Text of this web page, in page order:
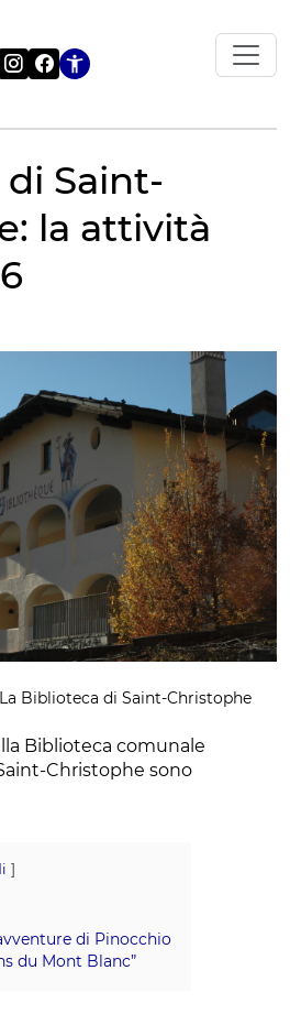
Apri le
Saint-
la attività
Biblioteca di Saint-Christophe
Biblioteca comunale
Christophe sono
di Pinocchio
du Mont Blanc”